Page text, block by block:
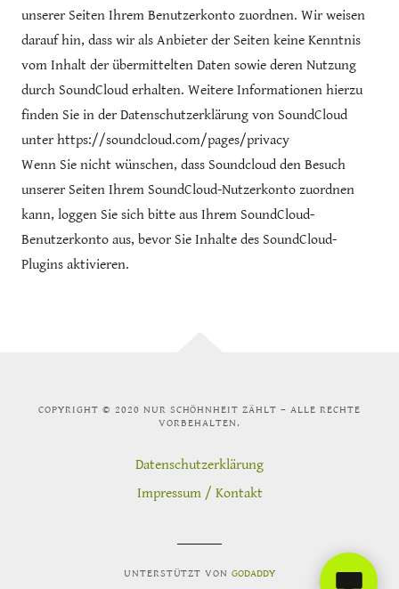
unserer Seiten Ihrem Benutzerkonto zuordnen. Wir weisen
darauf hin, dass wir als Anbieter der Seiten keine Kenntnis
vom Inhalt der übermittelten Daten sowie deren Nutzung
durch SoundCloud erhalten. Weitere Informationen hierzu
finden Sie in der Datenschutzerklärung von SoundCloud
unter https://soundcloud.com/pages/privacy
Wenn Sie nicht wünschen, dass Soundcloud den Besuch
unserer Seiten Ihrem SoundCloud-Nutzerkonto zuordnen
kann, loggen Sie sich bitte aus Ihrem SoundCloud-
Benutzerkonto aus, bevor Sie Inhalte des SoundCloud-
Plugins aktivieren.
COPYRIGHT © 2020 NUR SCHÖHNHEIT ZÄHLT – ALLE RECHTE
VORBEHALTEN.
Datenschutzerklärung
Impressum / Kontakt
UNTERSTÜTZT VONGODADDY